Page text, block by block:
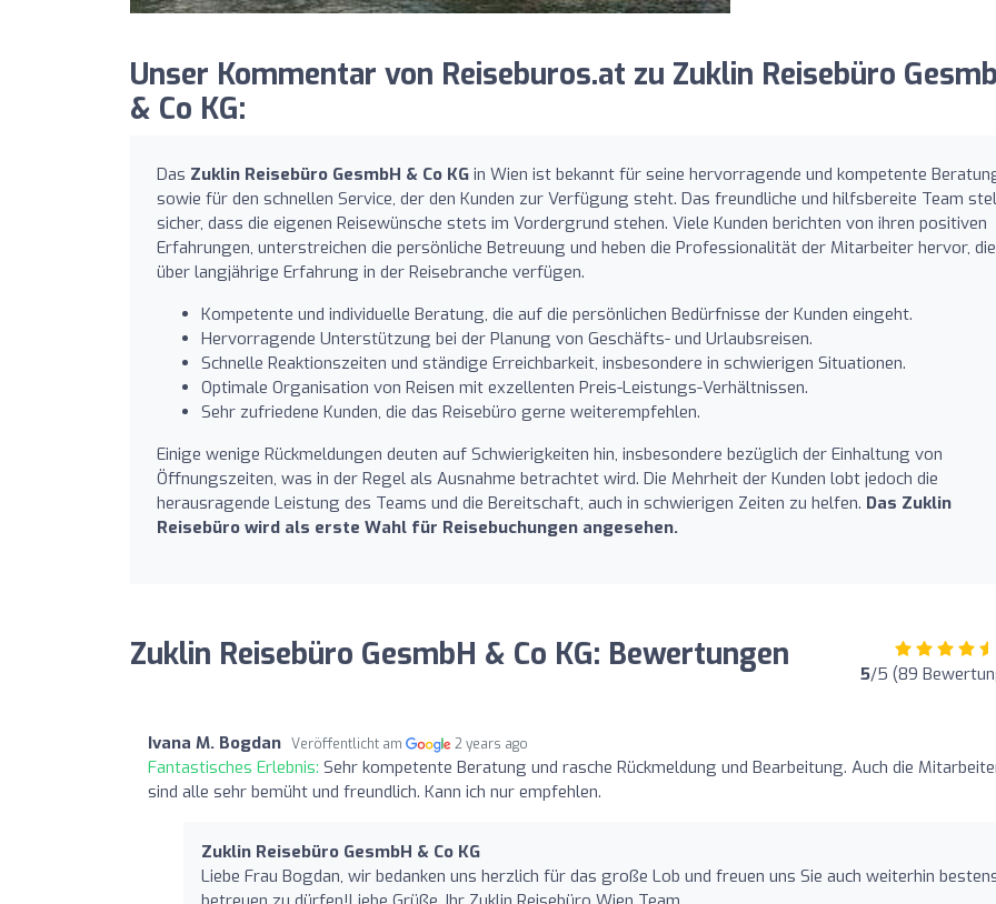
Unser Kommentar von Reiseburos.at zu Zuklin Reisebüro
& Co KG:
Das Zuklin Reisebüro GesmbH & Co KG in Wien ist bekannt für seine hervorragende und kompetente
sowie für den schnellen Service, der den Kunden zur Verfügung steht. Das freundliche und hilfsbereite Team
sicher, dass die eigenen Reisewünsche stets im Vordergrund stehen. Viele Kunden berichten von ihren positiven
Erfahrungen, unterstreichen die persönliche Betreuung und heben die Professionalität der Mitarbeiter hervor, die
über langjährige Erfahrung in der Reisebranche verfügen.
Kompetente und individuelle Beratung, die auf die persönlichen Bedürfnisse der Kunden eingeht.
Hervorragende Unterstützung bei der Planung von Geschäfts- und Urlaubsreisen.
Schnelle Reaktionszeiten und ständige Erreichbarkeit, insbesondere in schwierigen Situationen.
Optimale Organisation von Reisen mit exzellenten Preis-Leistungs-Verhältnissen.
Sehr zufriedene Kunden, die das Reisebüro gerne weiterempfehlen.
Einige wenige Rückmeldungen deuten auf Schwierigkeiten hin, insbesondere bezüglich der Einhaltung von
Öffnungszeiten, was in der Regel als Ausnahme betrachtet wird. Die Mehrheit der Kunden lobt jedoch die
herausragende Leistung des Teams und die Bereitschaft, auch in schwierigen Zeiten zu helfen. Das Zuklin
Reisebüro wird als erste Wahl für Reisebuchungen angesehen.
Zuklin Reisebüro GesmbH & Co KG: Bewertungen 5/5 (89
Ivana M. Bogdan Veröffentlicht am 2 years ago
Fantastisches Erlebnis: Sehr kompetente Beratung und rasche Rückmeldung und Bearbeitung. Auch die
sind alle sehr bemüht und freundlich. Kann ich nur empfehlen.
Zuklin Reisebüro GesmbH & Co KG
Liebe Frau Bogdan, wir bedanken uns herzlich für das große Lob und freuen uns Sie auch weiterhin